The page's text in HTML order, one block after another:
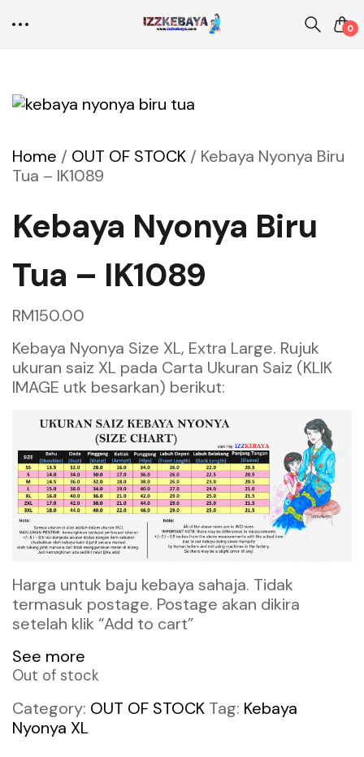
0
Home / OUT OF STOCK / Kebaya Nyonya Biru
Tua – IK1089
Kebaya Nyonya Biru
Tua – IK1089
RM150.00
Kebaya Nyonya Size XL, Extra Large. Rujuk
ukuran saiz XL pada Carta Ukuran Saiz (KLIK
IMAGE utk besarkan) berikut:
Harga untuk baju kebaya sahaja. Tidak
termasuk postage. Postage akan dikira
setelah klik “Add to cart”
See more
Out of stock
Category: OUT OF STOCK Tag: Kebaya
Nyonya XL